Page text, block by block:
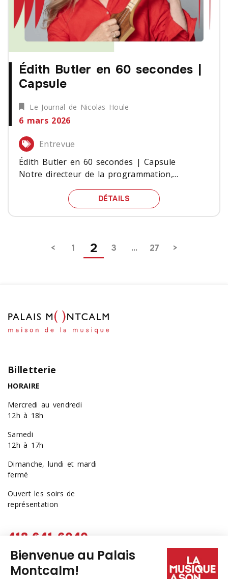
Édith Butler en 60 secondes |
Capsule
Le Journal de Nicolas Houle
6 mars 2026
Entrevue
Édith Butler en 60 secondes | Capsule
Notre directeur de la programmation,...
DÉTAILS ÉDITH BUTLER EN 60
Pagination 1 2 3 … 27
Billetterie
HORAIRE
Mercredi au vendredi
12h à 18h
Samedi
12h à 17h
Dimanche, lundi et mardi
fermé
Ouvert les soirs de
représentation
418 641-6040
1 877 641-6040
billetterie@palaismontcalm.ca